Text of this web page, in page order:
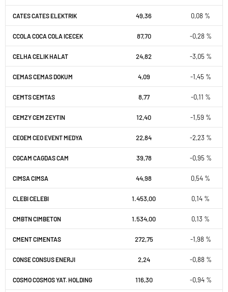
CATES CATES ELEKTRIK 49,36 0,08 %
CCOLA COCA COLA ICECEK 87,70 -0,28 %
CELHA CELIK HALAT 24,82 -3,05 %
CEMAS CEMAS DOKUM 4,09 -1,45 %
CEMTS CEMTAS 8,77 -0,11 %
CEMZY CEM ZEYTIN 12,40 -1,59 %
CEOEM CEO EVENT MEDYA 22,84 -2,23 %
CGCAM CAGDAS CAM 39,78 -0,95 %
CIMSA CIMSA 44,98 0,54 %
CLEBI CELEBI 1.453,00 0,14 %
CMBTN CIMBETON 1.534,00 0,13 %
CMENT CIMENTAS 272,75 -1,98 %
CONSE CONSUS ENERJI 2,24 -0,88 %
COSMO COSMOS YAT. HOLDING 116,30 -0,94 %